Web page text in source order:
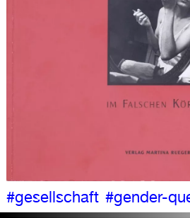
#gesellschaft #gender-